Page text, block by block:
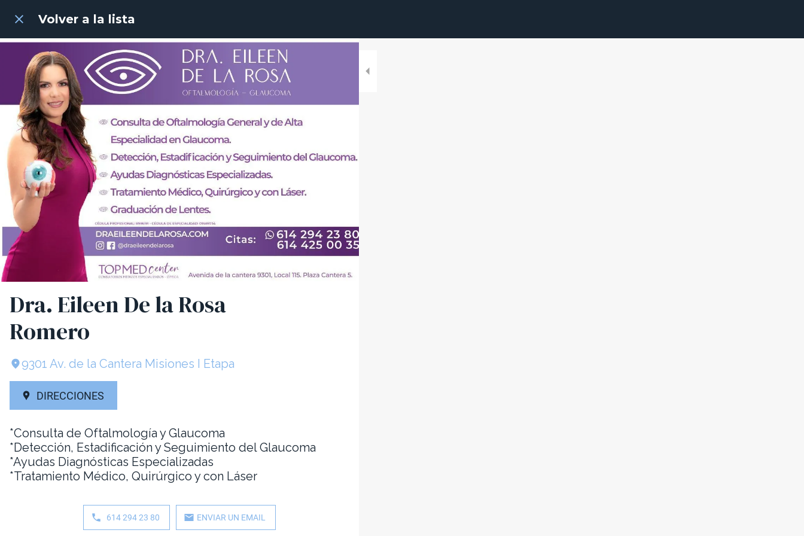
Volver a la lista
Dra. Eileen De la Rosa
Romero
9301 Av. de la Cantera Misiones I Etapa
DIRECCIONES
*Consulta de Oftalmología y Glaucoma
*Detección, Estadificación y Seguimiento del Glaucoma
*Ayudas Diagnósticas Especializadas
*Tratamiento Médico, Quirúrgico y con Láser
614 294 23 80 ENVIAR UN EMAIL